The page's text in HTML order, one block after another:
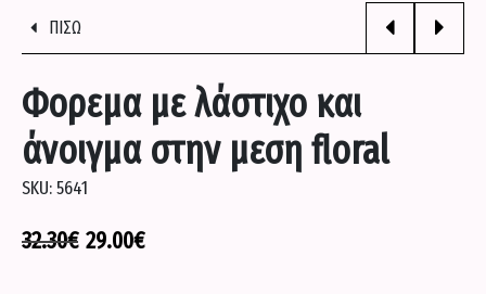
ΠΙΣΩ
Φορεμα με λάστιχο και
άνοιγμα στην μεση floral
SKU:5641
32.30€ 29.00€